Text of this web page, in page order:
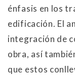
énfasis en los
edificación. El
integración de
obra, así
que estos